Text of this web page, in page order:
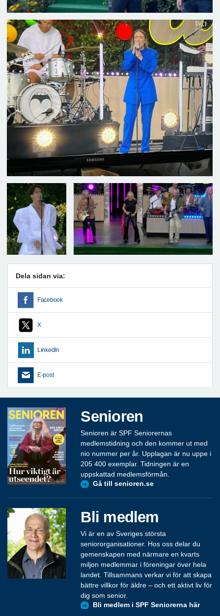
Dela sidan via:
Facebook
X
LinkedIn
E-post
Senioren
Senioren är SPF Seniorernas
medlemstidning och den kommer ut med
nio nummer per år. Upplagan är nu uppe i
205 400 exemplar. Tidningen är en
uppskattad medlemsförmån.
Gå till senioren.se
Bli medlem
Vi är en av Sveriges största
seniororganisationer. Hos oss delar du
gemenskapen med närmare en kvarts
miljon medlemmar i föreningar över hela
landet. Tillsammans verkar vi för att skapa
bättre villkor för äldre – och ett aktivt liv för
dig som senior.
Bli medlem i SPF Seniorerna här